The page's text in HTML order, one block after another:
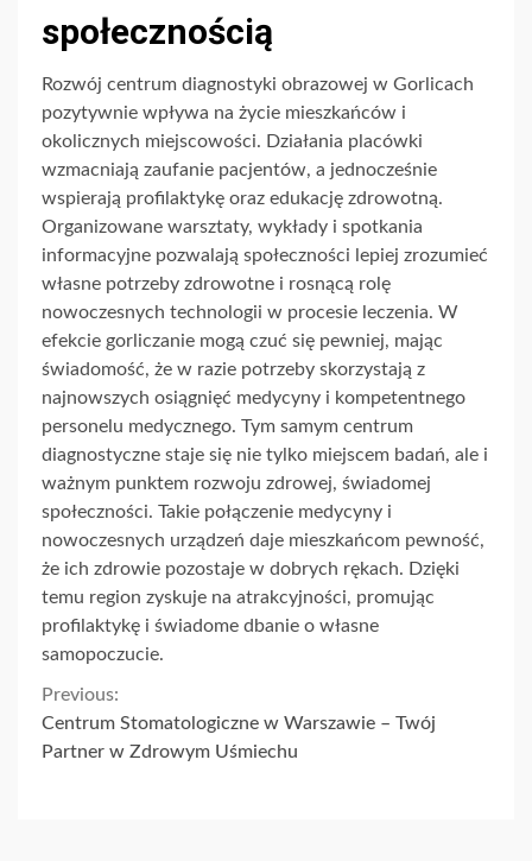
społecznością
Rozwój centrum diagnostyki obrazowej w Gorlicach
pozytywnie wpływa na życie mieszkańców i
okolicznych miejscowości. Działania placówki
wzmacniają zaufanie pacjentów, a jednocześnie
wspierają profilaktykę oraz edukację zdrowotną.
Organizowane warsztaty, wykłady i spotkania
informacyjne pozwalają społeczności lepiej zrozumieć
własne potrzeby zdrowotne i rosnącą rolę
nowoczesnych technologii w procesie leczenia. W
efekcie gorliczanie mogą czuć się pewniej, mając
świadomość, że w razie potrzeby skorzystają z
najnowszych osiągnięć medycyny i kompetentnego
personelu medycznego. Tym samym centrum
diagnostyczne staje się nie tylko miejscem badań, ale i
ważnym punktem rozwoju zdrowej, świadomej
społeczności. Takie połączenie medycyny i
nowoczesnych urządzeń daje mieszkańcom pewność,
że ich zdrowie pozostaje w dobrych rękach. Dzięki
temu region zyskuje na atrakcyjności, promując
profilaktykę i świadome dbanie o własne
samopoczucie.
Continue
Reading
Previous:
Centrum Stomatologiczne w Warszawie – Twój
Partner w Zdrowym Uśmiechu